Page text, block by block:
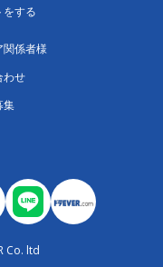
をする
関係者様
わせ
集
Co. ltd